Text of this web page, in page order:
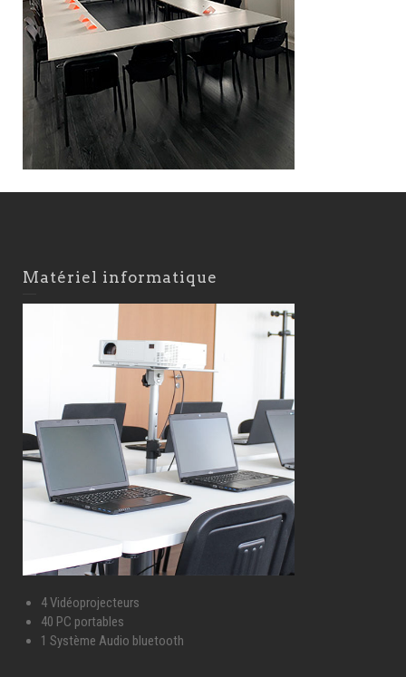
Matériel informatique
4 Vidéoprojecteurs
40 PC portables
1 Système Audio bluetooth